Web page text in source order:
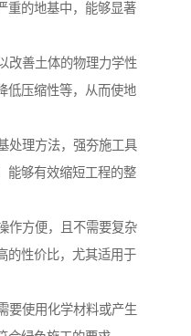
重的地基中，能够显著
改善土体的物理力学性
低压缩性等，从而使地
处理方法，强夯施工具
能够有效缩短工程的整
作方便，且不需要复杂
的性价比，尤其适用于
要使用化学材料或产生